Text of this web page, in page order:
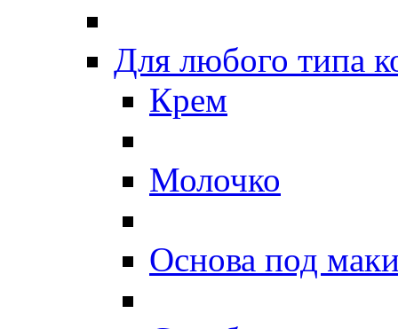
Для любого типа
Крем
Молочко
Основа под